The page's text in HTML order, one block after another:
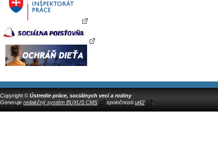
Copyright © Ústredie práce, sociálnych vecí a rodiny
Generuje redakčný systém BUXUS CMS spoločnostiui42